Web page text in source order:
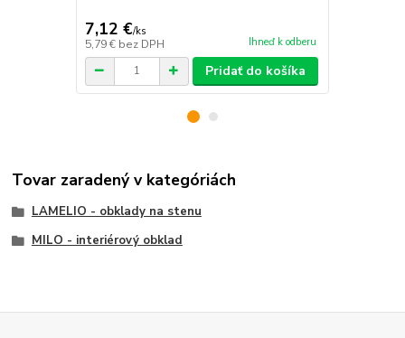
7,12 €/ks
5,79 € bez DPH Ihneď k odberu
Pridať do košíka
Tovar zaradený v kategóriách
LAMELIO - obklady na stenu
MILO - interiérový obklad